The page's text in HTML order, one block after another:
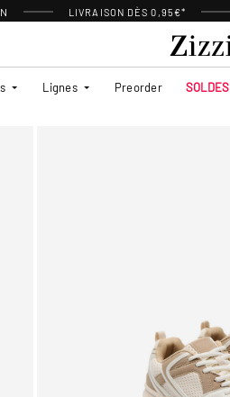
LIVRAISON DÈS 0,95€*
Lignes Preorder SOLDES